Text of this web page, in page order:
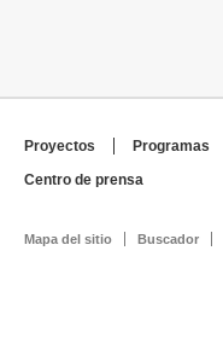
Proyectos Programas
Centro de prensa
Mapa del sitio Buscador